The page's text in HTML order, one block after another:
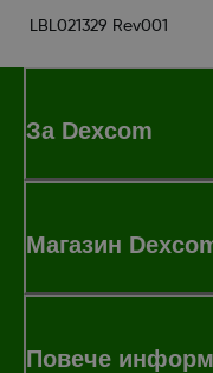
LBL021329 Rev001
За Dexcom
Магазин
Повече